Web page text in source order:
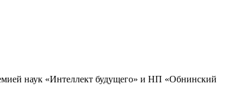
наук «Интеллект будущего» и НП «Обнинский